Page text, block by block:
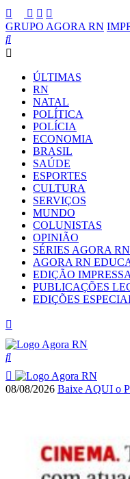
GRUPO AGORA RN
ÚLTIMAS
RN
NATAL
POLÍTICA
POLÍCIA
ECONOMIA
BRASIL
SAÚDE
ESPORTES
CULTURA
SERVIÇOS
MUNDO
COLUNISTAS
OPINIÃO
SÉRIES AGORA RN
AGORA RN
EDIÇÃO IMPRESSA
PUBLICAÇÕES
EDIÇÕES
08/08/2026 Baixe AQUI o